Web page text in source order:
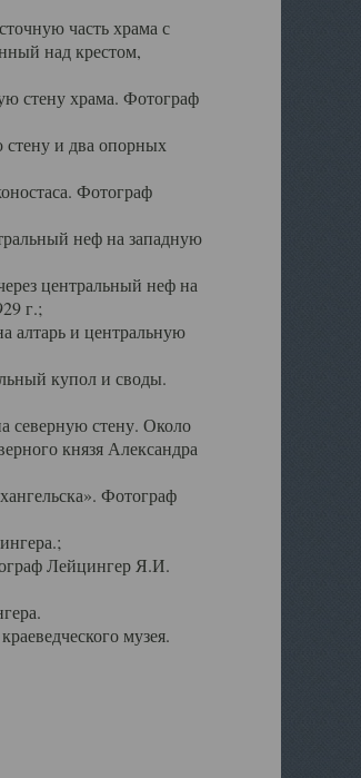
часть храма с
над крестом,
стену храма. Фотограф
и два опорных
Фотограф
неф на западную
центральный неф на
г.;
алтарь и центральную
купол и своды.
северную стену. Около
князя Александра
Фотограф
Лейцингер Я.И.
музея.